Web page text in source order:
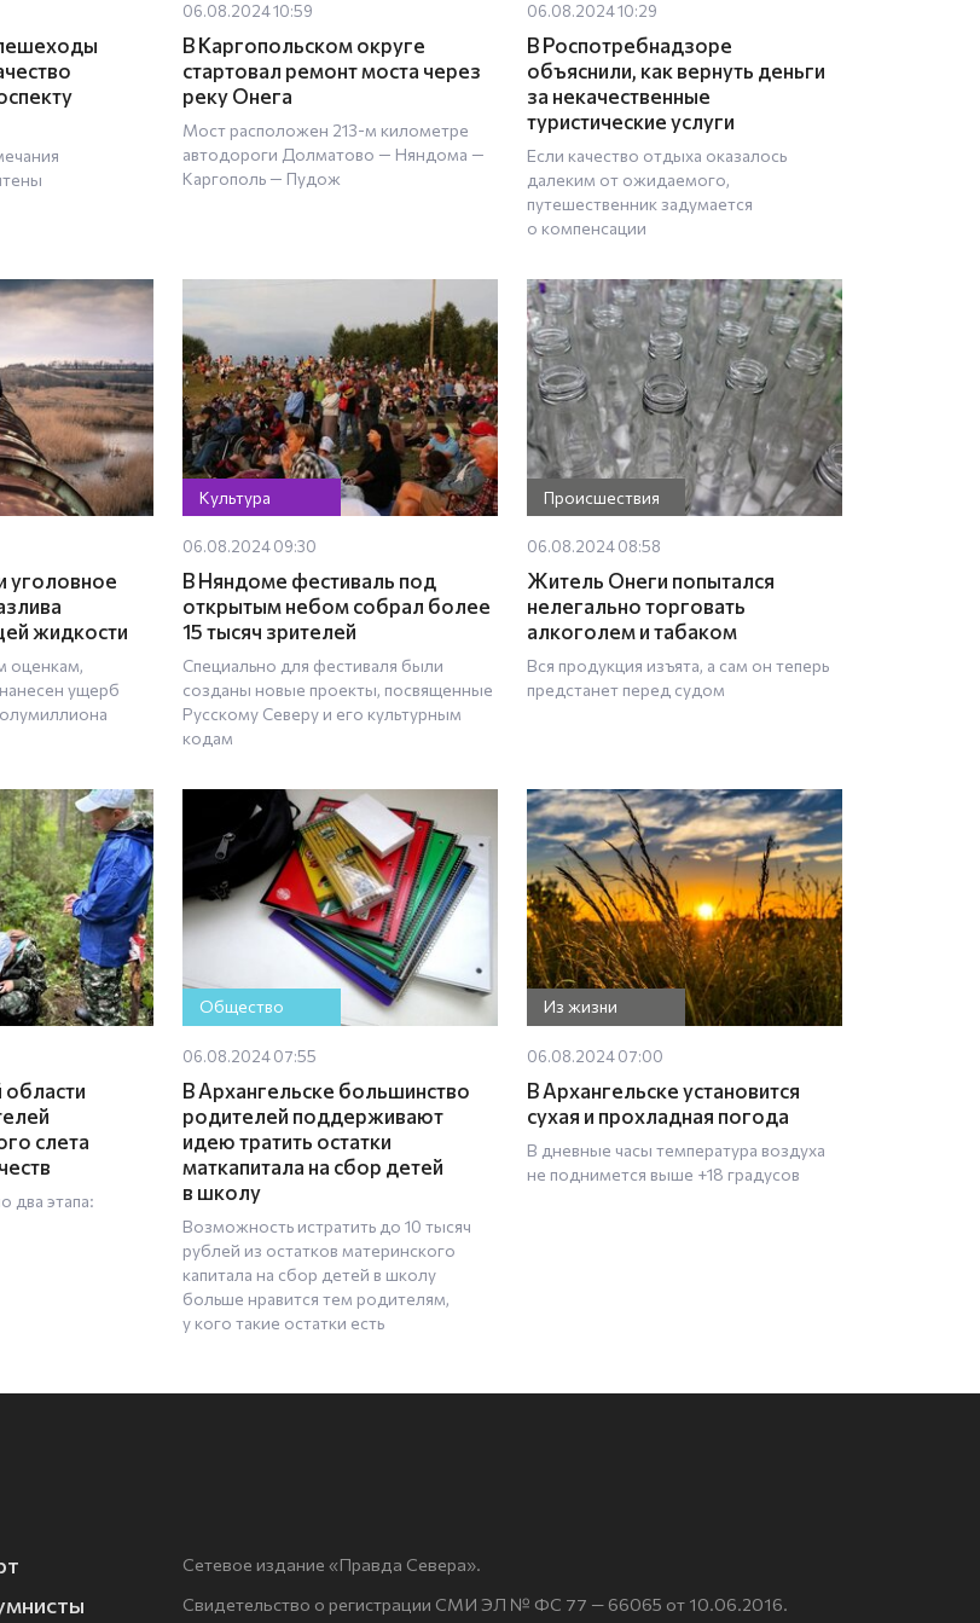
06.08.2024 10:59
В Каргопольском округе
стартовал ремонт моста через
реку Онега
Мост расположен 213-м километре
автодороги Долматово — Няндома —
Каргополь — Пудож
06.08.2024 10:29
В Роспотребнадзоре
объяснили, как вернуть деньги
за некачественные
туристические услуги
Если качество отдыха оказалось
далеким от ожидаемого,
путешественник задумается
о компенсации
уголовное
жидкости
оценкам,
ущерб
Культура
06.08.2024 09:30
В Няндоме фестиваль под
открытым небом собрал более
15 тысяч зрителей
Специально для фестиваля были
созданы новые проекты, посвященные
Русскому Северу и его культурным
кодам
Происшествия
06.08.2024 08:58
Житель Онеги попытался
нелегально торговать
алкоголем и табаком
Вся продукция изъята, а сам он теперь
предстанет перед судом
области
слета
два этапа:
Общество
06.08.2024 07:55
В Архангельске большинство
родителей поддерживают
идею тратить остатки
маткапитала на сбор детей
в школу
Возможность истратить до 10 тысяч
рублей из остатков материнского
капитала на сбор детей в школу
больше нравится тем родителям,
у кого такие остатки есть
Из жизни
06.08.2024 07:00
В Архангельске установится
сухая и прохладная погода
В дневные часы температура воздуха
не поднимется выше +18 градусов
Сетевое издание «Правда Севера».
Свидетельство о регистрации СМИ ЭЛ № ФС 77 — 66065 от 10.06.2016.